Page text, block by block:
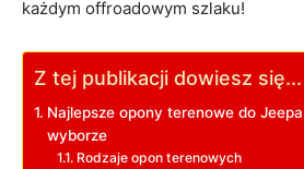
⁤każdym offroadowym‌ szlaku!
Z tej publikacji dowiesz się...
Najlepsze opony‍ terenowe do
wyborze
Rodzaje opon terenowych